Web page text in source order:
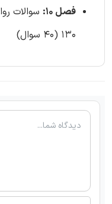
فصل 10:
سوالات
130 (40 سوال)